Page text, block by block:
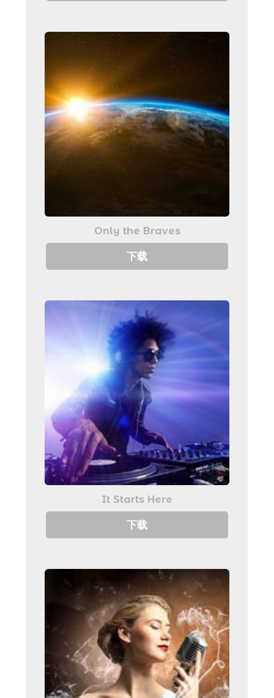
Only the Braves
下载
It Starts Here
下载